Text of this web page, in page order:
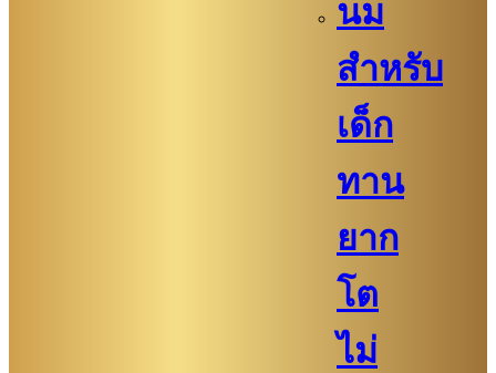
นม
สำหรับ
เด็ก
ทาน
ยาก
โต
ไม่